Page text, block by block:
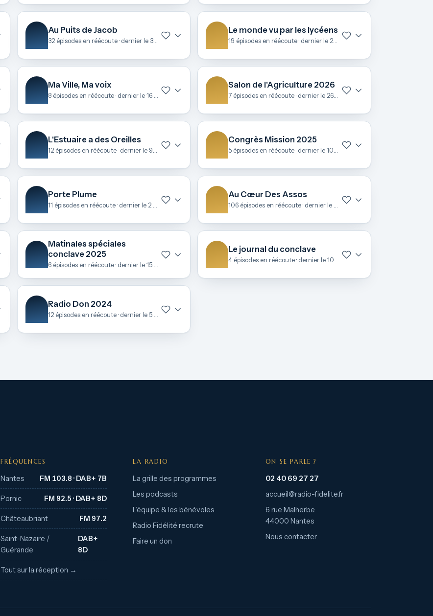
Au Puits de Jacob
32 épisodes en réécoute · dernier le 31 mars
Le monde vu par les lycéens
Ma Ville, Ma voix Salon de l'Agriculture 2026
L'Estuaire a des Oreilles Congrès Mission 2025
Porte Plume Au Cœur Des Assos
Matinales spéciales
conclave 2025
6 épisodes en réécoute · dernier le 15 mai
Le journal du conclave
Radio Don 2024
FRÉQUENCES
Nantes FM 103.8 · DAB+ 7B
Pornic FM 92.5 · DAB+ 8D
Châteaubriant FM 97.2
Saint-Nazaire /
Guérande
DAB+
8D
Tout sur la réception →
LA RADIO
La grille des programmes
Les podcasts
L’équipe & les bénévoles
Radio Fidélité recrute
Faire un don
ON SE PARLE ?
02 40 69 27 27
accueil@radio-fidelite.fr
6 rue Malherbe
44000 Nantes
Nous contacter